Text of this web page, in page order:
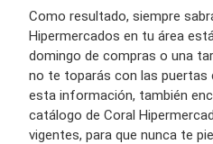
Como resultado, siempre
Hipermercados en tu área
domingo de compras o una
no te toparás con las puertas
esta información, también
catálogo de Coral
vigentes, para que nunca te